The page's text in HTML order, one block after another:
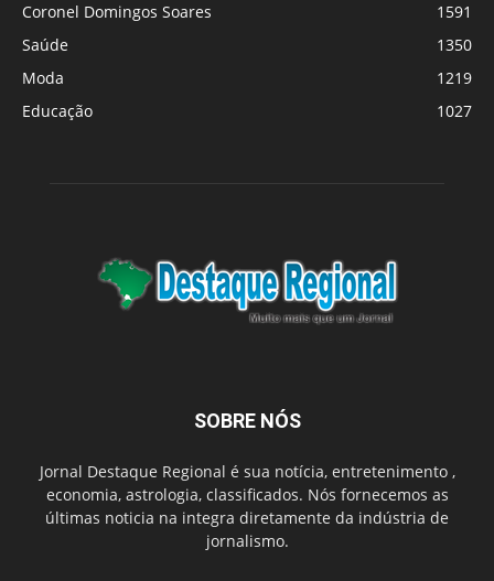
Coronel Domingos Soares
1591
Saúde
1350
Moda
1219
Educação
1027
SOBRE NÓS
Jornal Destaque Regional é sua notícia, entretenimento ,
economia, astrologia, classificados. Nós fornecemos as
últimas noticia na integra diretamente da indústria de
jornalismo.